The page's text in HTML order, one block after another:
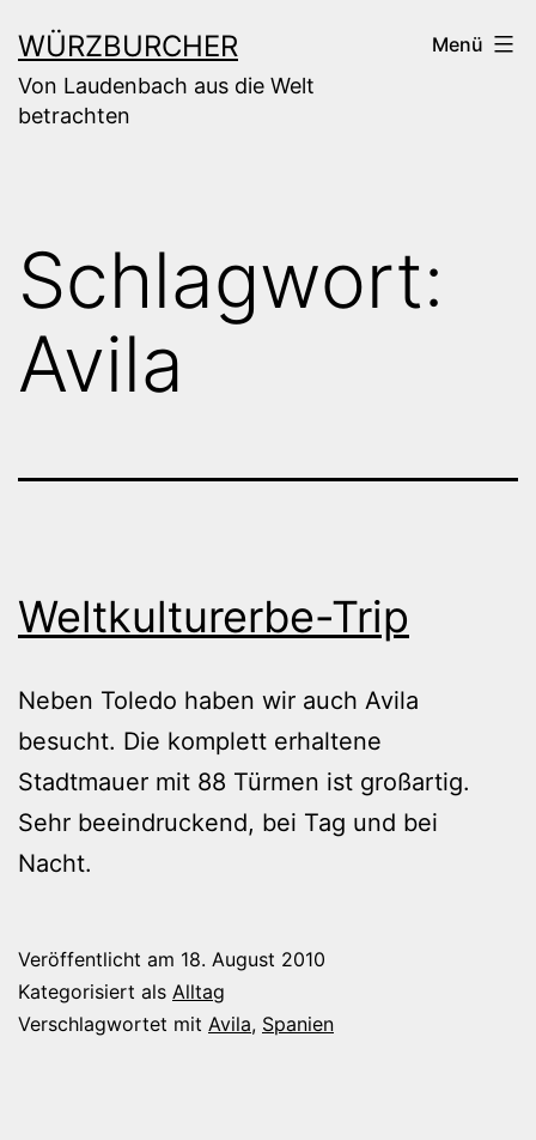
Inhalt
springen
WÜRZBURCHER
Von Laudenbach aus die Welt
betrachten
Menü
Schlagwort:
Avila
Weltkulturerbe-Trip
Neben Toledo haben wir auch Avila
besucht. Die komplett erhaltene
Stadtmauer mit 88 Türmen ist großartig.
Sehr beeindruckend, bei Tag und bei
Nacht.
Veröffentlicht am 18. August 2010
Kategorisiert als Alltag
Verschlagwortet mit Avila, Spanien